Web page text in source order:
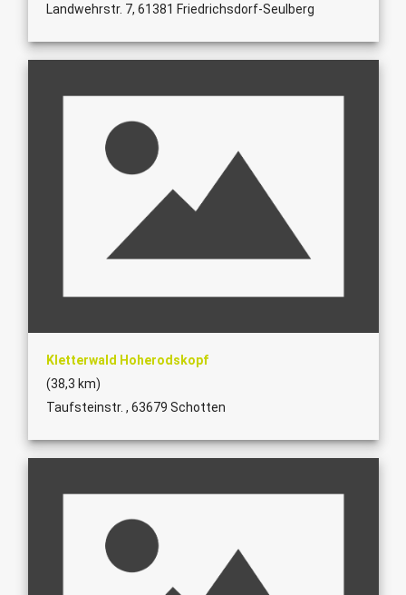
Landwehrstr. 7, 61381 Friedrichsdorf-Seulberg
Kletterwald Hoherodskopf
(38,3 km)
Taufsteinstr. , 63679 Schotten